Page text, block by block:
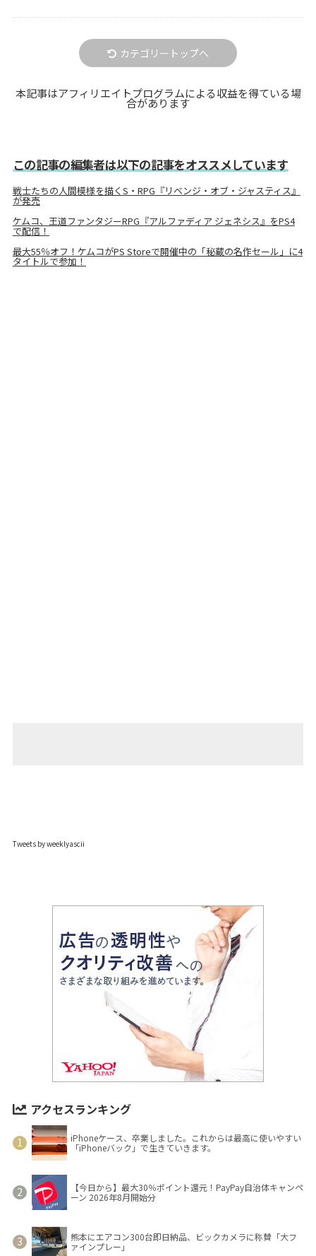
カテゴリートップへ
本記事はアフィリエイトプログラムによる収益を得ている場
合があります
この記事の編集者は以下の記事をオススメしています
戦士たちの人間模様を描くS・RPG『リベンジ・オブ・ジャスティス』
が発売
ケムコ、王道ファンタジーRPG『アルファディア ジェネシス』をPS4
で配信！
最大55％オフ！ケムコがPS Storeで開催中の「秘蔵の名作セール」に4
タイトルで参加！
Tweets by weeklyascii
アクセスランキング
iPhoneケース、卒業しました。これからは最高に使いやすい
「iPhoneバック」で生きていきます。
【今日から】最大30％ポイント還元！PayPay自治体キャンペ
ーン 2026年8月開始分
熊本にエアコン300台即日納品、ビックカメラに称賛「大フ
ァインプレー」